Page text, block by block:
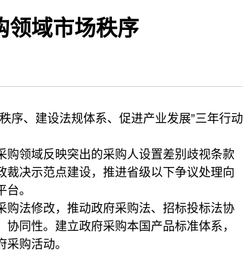
领域市场秩序
、建设法规体系、促进产业发展”三年行动
购领域反映突出的采购人设置差别歧视条款
决示范点建设，推进省级以下争议处理向
。
购法修改，推动政府采购法、招标投标法协
同性。建立政府采购本国产品标准体系，
购活动。